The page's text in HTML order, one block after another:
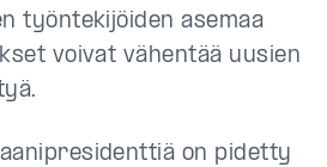
työntekijöiden asemaa
voivat vähentää uusien
on pidetty